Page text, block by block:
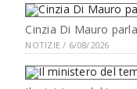
Cinzia Di Mauro
NOTIZIE / 6/08/2026